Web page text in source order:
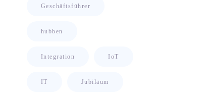
Geschäftsführer
hubben
Integration IoT
IT Jubiläum